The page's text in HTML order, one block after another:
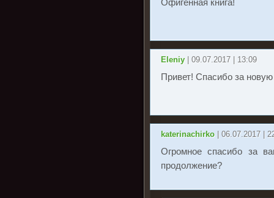
Офигенная книга!
Eleniy | 09.07.2017 | 13:09
Привет! Спасибо за
katerinachirko | 06.07.2017 |
Огромное спасибо за
продолжение?